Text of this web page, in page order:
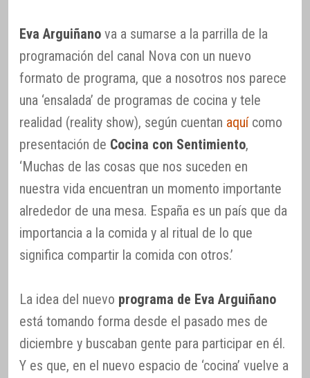
Eva Arguiñano va a sumarse a la parrilla de la
programación del canal Nova con un nuevo
formato de programa, que a nosotros nos parece
una ‘ensalada’ de programas de cocina y tele
realidad (reality show), según cuentan aquícomo
presentación de Cocina con Sentimiento,
‘Muchas de las cosas que nos suceden en
nuestra vida encuentran un momento importante
alrededor de una mesa. España es un país que da
importancia a la comida y al ritual de lo que
significa compartir la comida con otros.’
La idea del nuevo programa de Eva Arguiñano
está tomando forma desde el pasado mes de
diciembre y buscaban gente para participar en él.
Y es que, en el nuevo espacio de ‘cocina’ vuelve a